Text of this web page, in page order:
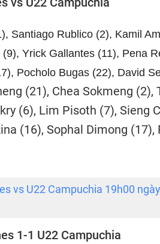
Santiago Rublico (2), Kamil
Yrick Gallantes (11), Pena
Pocholo Bugas (22), David
(21), Chea Sokmeng (2),
(6), Lim Pisoth (7), Sieng
(16), Sophal Dimong (17),
vs U22 Campuchia 19h00
1-1 U22 Campuchia